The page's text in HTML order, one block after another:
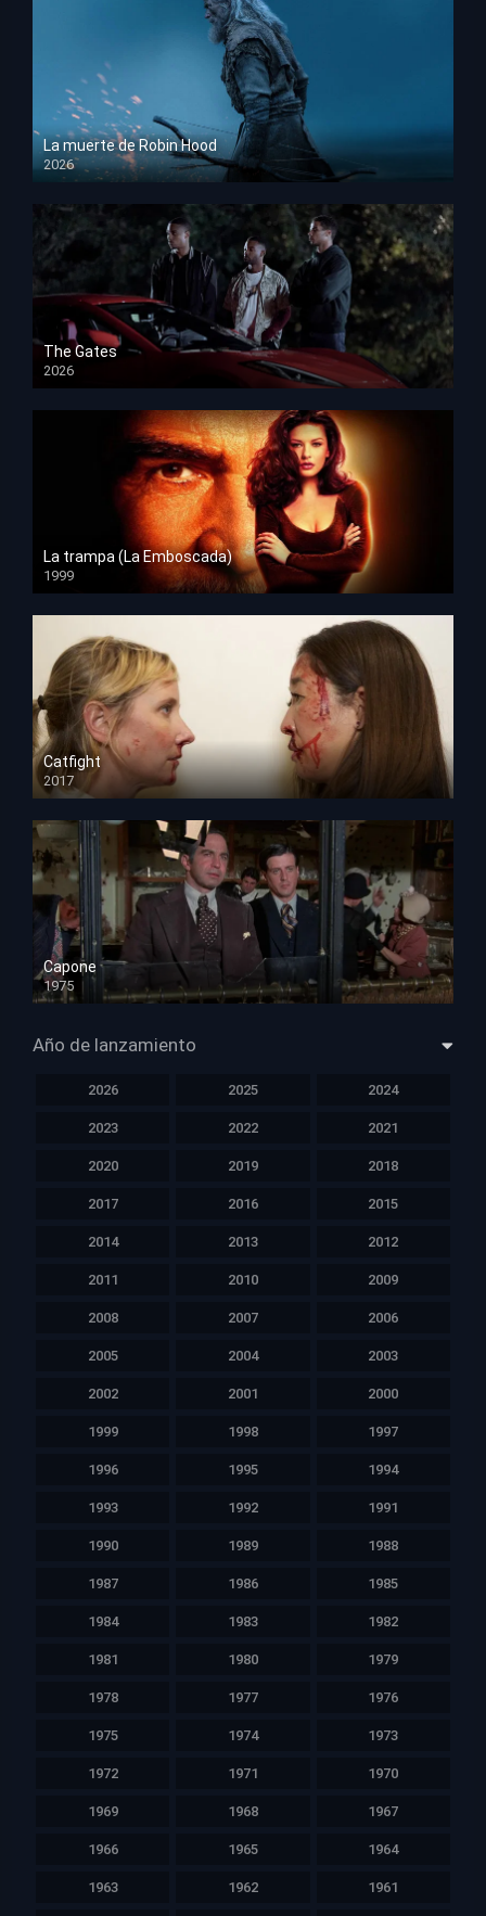
La muerte de Robin Hood
2026
HD 1080p
The Gates
2026
HD 1080p
La trampa (La Emboscada)
1999
HD 1080p
Catfight
2017
HD 720p
Capone
1975
HD 1080p
Año de lanzamiento
2026 2025 2024
2023 2022 2021
2020 2019 2018
2017 2016 2015
2014 2013 2012
2011 2010 2009
2008 2007 2006
2005 2004 2003
2002 2001 2000
1999 1998 1997
1996 1995 1994
1993 1992 1991
1990 1989 1988
1987 1986 1985
1984 1983 1982
1981 1980 1979
1978 1977 1976
1975 1974 1973
1972 1971 1970
1969 1968 1967
1966 1965 1964
1963 1962 1961